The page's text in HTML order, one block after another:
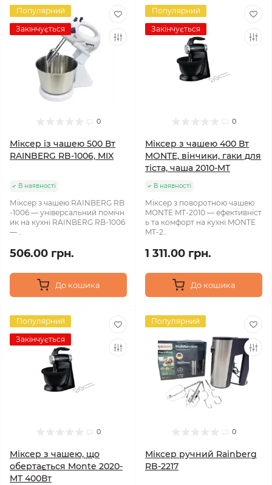
Популярний
Закінчується
0
Міксер із чашею 500 Вт
RAINBERG RB-1006, MIX
В наявності
Міксер з чашею RAINBERG RB
-1006 — універсальний помічн
ик на кухні RAINBERG RB-1006
— ..
506.00 грн.
До кошика
Популярний
Закінчується
0
Міксер з чашею 400 Вт
MONTE, вінчики, гаки для
тіста, чаша 2010-MT
В наявності
Міксер з поворотною чашею
MONTE MT-2010 — ефективніст
ь та комфорт на кухні MONTE
MT-2..
1 311.00 грн.
До кошика
Популярний
Закінчується
0
Міксер з чашею, що
обертається Monte 2020-
MT 400Вт
Популярний
0
Міксер ручний Rainberg
RB-2217